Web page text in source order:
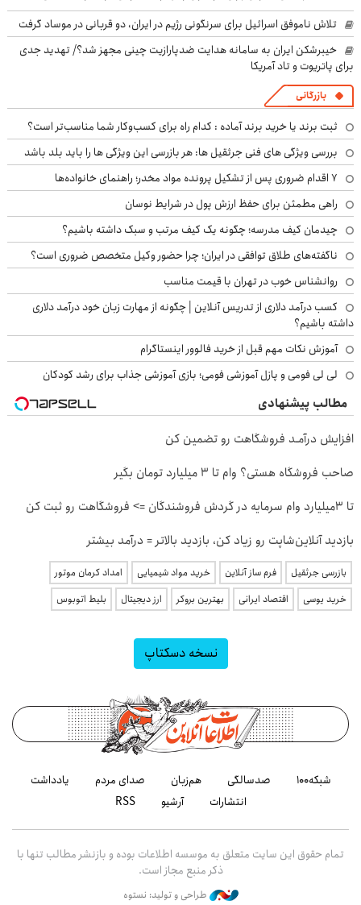
تلاش ناموفق اسرائیل برای سرنگونی رژیم در ایران، دو قربانی در موساد گرفت
خیبرشکن ایران به سامانه هدایت ضدپارازیت چینی مجهز شد؟/ تهدید جدی
برای پاتریوت و تاد آمریکا
بازرگانی
ثبت برند یا خرید برند آماده : کدام راه برای کسب‌وکار شما مناسب‌تر است؟
بررسی ویژگی های فنی جرثقیل ها: هر بازرسی این ویژگی ها را باید بلد باشد
۷ اقدام ضروری پس از تشکیل پرونده مواد مخدر؛ راهنمای خانواده‌ها
راهی مطمئن برای حفظ ارزش پول در شرایط نوسان
چیدمان کیف مدرسه؛ چگونه یک کیف مرتب و سبک داشته باشیم؟
ناگفته‌های طلاق توافقی در ایران؛ چرا حضور وکیل متخصص ضروری است؟
روانشناس خوب در تهران با قیمت مناسب
کسب درآمد دلاری از تدریس آنلاین | چگونه از مهارت زبان خود درآمد دلاری
داشته باشیم؟
آموزش نکات مهم قبل از خرید فالوور اینستاگرام
لی لی فومی و پازل آموزشی فومی؛ بازی آموزشی جذاب برای رشد کودکان
مطالب پیشنهادی
افزایش درآمـد فروشگاهت رو تضمین کن
صاحب فروشگاه هستی؟ وام تا ۳ میلیارد تومان بگیر
تا 3میلیارد وام سرمایه در گردش فروشندگان => فروشگاهت رو ثبت کن
بازدید آنلاین‌شاپت رو زیاد کن، بازدید بالاتر = درآمد بیشتر
بازرسی جرثقیل فرم ساز آنلاین خرید مواد شیمیایی
امداد کرمان موتور
خرید یوسی
اقتصاد ایرانی بهترین بروکر ارز دیجیتال بلیط اتوبوس
نسخه دسکتاپ
شبکه۱۰۰ صدسالگی هم‌زبان صدای مردم
یادداشت
انتشارات
آرشیو RSS
تمام حقوق این سایت متعلق به موسسه اطلاعات بوده و بازنشر مطالب تنها با
ذکر منبع مجاز است.
طراحی و تولید: نستوه